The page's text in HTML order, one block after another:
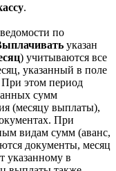
.
по
указан
) учитываются все
указанный в поле
этом период
сумм
(месяцу выплаты),
При
видам сумм (аванс,
документы, месяц
указанному в